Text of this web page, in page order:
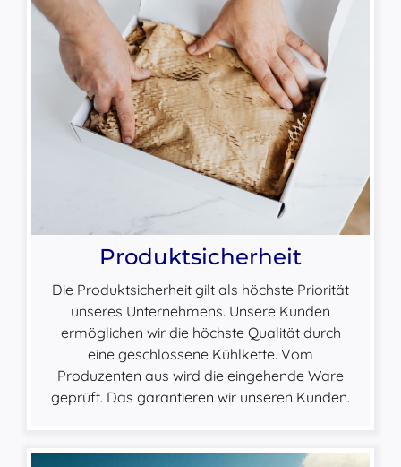
Produktsicherheit
Die Produktsicherheit gilt als höchste Priorität
unseres Unternehmens. Unsere Kunden
ermöglichen wir die höchste Qualität durch
eine geschlossene Kühlkette. Vom
Produzenten aus wird die eingehende Ware
geprüft. Das garantieren wir unseren Kunden.